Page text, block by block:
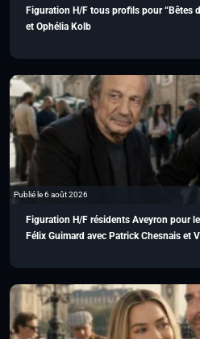
Figuration H/F tous profils pour “Bêtes
et Ophélia Kolb
Publié le 6 août 2026
Figuration H/F résidents Aveyron pour
Félix Guimard avec Patrick Chesnais et